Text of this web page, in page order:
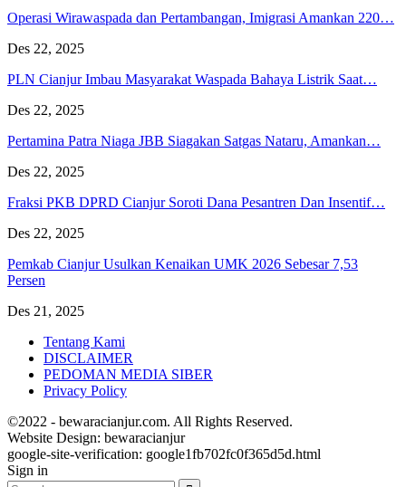
Operasi Wirawaspada dan Pertambangan, Imigrasi Amankan 220…
Des 22, 2025
PLN Cianjur Imbau Masyarakat Waspada Bahaya Listrik Saat…
Des 22, 2025
Pertamina Patra Niaga JBB Siagakan Satgas Nataru, Amankan…
Des 22, 2025
Fraksi PKB DPRD Cianjur Soroti Dana Pesantren Dan Insentif…
Des 22, 2025
Pemkab Cianjur Usulkan Kenaikan UMK 2026 Sebesar 7,53
Persen
Des 21, 2025
Tentang Kami
DISCLAIMER
PEDOMAN MEDIA SIBER
Privacy Policy
©2022 - bewaracianjur.com. All Rights Reserved.
Website Design: bewaracianjur
google-site-verification: google1fb702fc0f365d5d.html
Sign in